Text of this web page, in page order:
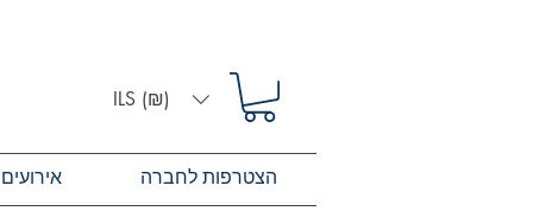
ILS (₪)
הצטרפות לחברה אירועים